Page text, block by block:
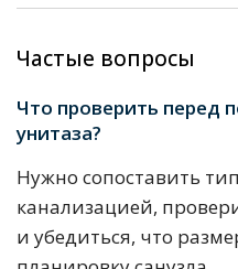
Частые вопросы
Что проверить перед
унитаза?
Нужно сопоставить
канализацией,
и убедиться, что